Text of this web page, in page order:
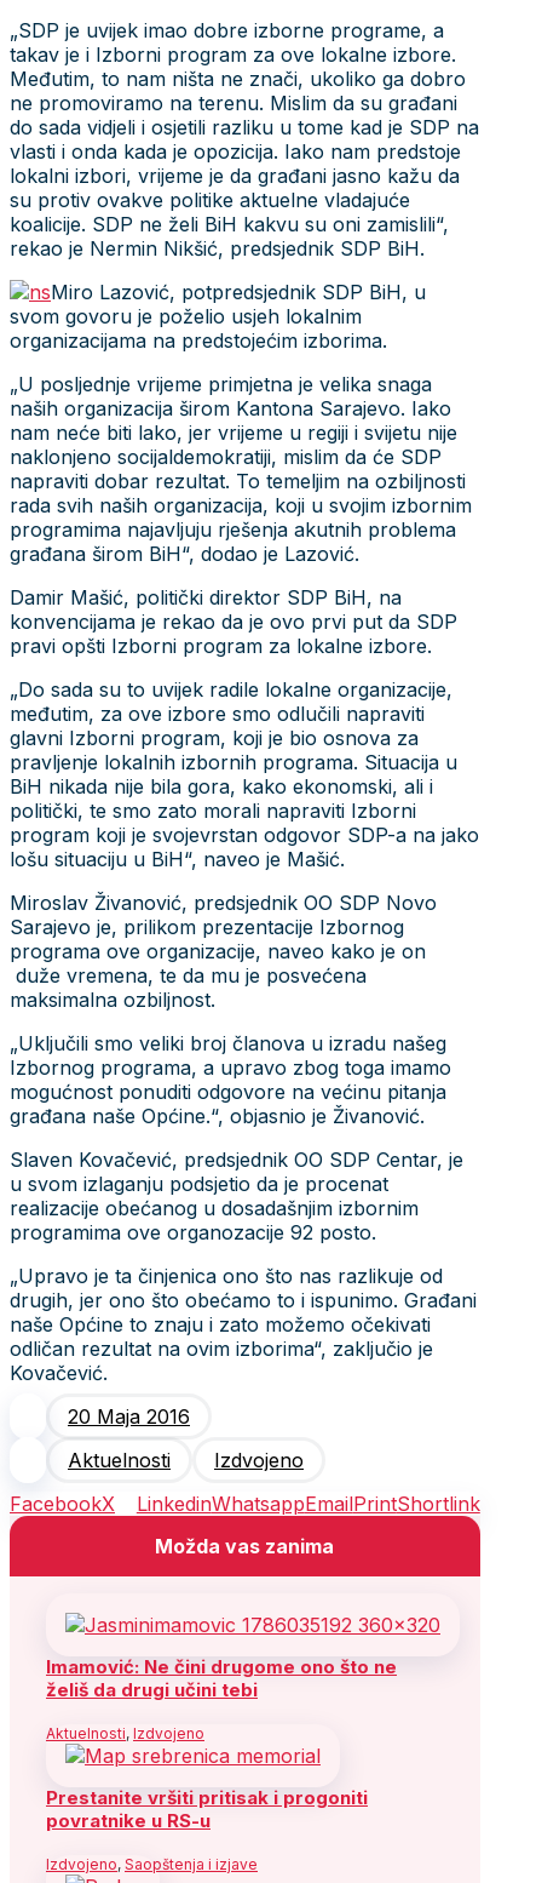
„SDP je uvijek imao dobre izborne programe, a
takav je i Izborni program za ove lokalne izbore.
Međutim, to nam ništa ne znači, ukoliko ga dobro
ne promoviramo na terenu. Mislim da su građani
do sada vidjeli i osjetili razliku u tome kad je SDP na
vlasti i onda kada je opozicija. Iako nam predstoje
lokalni izbori, vrijeme je da građani jasno kažu da
su protiv ovakve politike aktuelne vladajuće
koalicije. SDP ne želi BiH kakvu su oni zamislili“,
rekao je Nermin Nikšić, predsjednik SDP BiH.
Miro Lazović, potpredsjednik SDP BiH, u
svom govoru je poželio usjeh lokalnim
organizacijama na predstojećim izborima.
„U posljednje vrijeme primjetna je velika snaga
naših organizacija širom Kantona Sarajevo. Iako
nam neće biti lako, jer vrijeme u regiji i svijetu nije
naklonjeno socijaldemokratiji, mislim da će SDP
napraviti dobar rezultat. To temeljim na ozbiljnosti
rada svih naših organizacija, koji u svojim izbornim
programima najavljuju rješenja akutnih problema
građana širom BiH“, dodao je Lazović.
Damir Mašić, politički direktor SDP BiH, na
konvencijama je rekao da je ovo prvi put da SDP
pravi opšti Izborni program za lokalne izbore.
„Do sada su to uvijek radile lokalne organizacije,
međutim, za ove izbore smo odlučili napraviti
glavni Izborni program, koji je bio osnova za
pravljenje lokalnih izbornih programa. Situacija u
BiH nikada nije bila gora, kako ekonomski, ali i
politički, te smo zato morali napraviti Izborni
program koji je svojevrstan odgovor SDP-a na jako
lošu situaciju u BiH“, naveo je Mašić.
Miroslav Živanović, predsjednik OO SDP Novo
Sarajevo je, prilikom prezentacije Izbornog
programa ove organizacije, naveo kako je on
duže vremena, te da mu je posvećena
maksimalna ozbiljnost.
„Uključili smo veliki broj članova u izradu našeg
Izbornog programa, a upravo zbog toga imamo
mogućnost ponuditi odgovore na većinu pitanja
građana naše Općine.“, objasnio je Živanović.
Slaven Kovačević, predsjednik OO SDP Centar, je
u svom izlaganju podsjetio da je procenat
realizacije obećanog u dosadašnjim izbornim
programima ove organozacije 92 posto.
„Upravo je ta činjenica ono što nas razlikuje od
drugih, jer ono što obećamo to i ispunimo. Građani
naše Općine to znaju i zato možemo očekivati
odličan rezultat na ovim izborima“, zaključio je
Kovačević.
20 Maja 2016
Aktuelnosti
Izdvojeno
FacebookX LinkedinWhatsappEmailPrintShortlink
Možda vas zanima
Imamović: Ne čini drugome ono što ne
želiš da drugi učini tebi
Aktuelnosti, Izdvojeno
Prestanite vršiti pritisak i progoniti
povratnike u RS-u
Izdvojeno, Saopštenja i izjave